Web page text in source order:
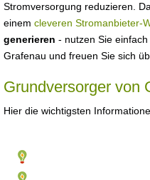
Stromversorgung reduzieren.
einem cleveren Stromanbieter-
generieren - nutzen Sie
Grafenau und freuen Sie sich
Grundversorger von
Hier die wichtigsten